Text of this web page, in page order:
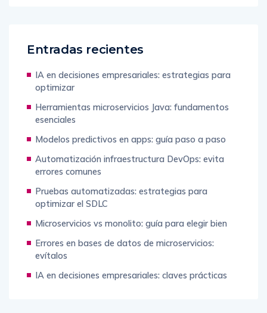
Entradas recientes
IA en decisiones empresariales: estrategias para
optimizar
Herramientas microservicios Java: fundamentos
esenciales
Modelos predictivos en apps: guía paso a paso
Automatización infraestructura DevOps: evita
errores comunes
Pruebas automatizadas: estrategias para
optimizar el SDLC
Microservicios vs monolito: guía para elegir bien
Errores en bases de datos de microservicios:
evítalos
IA en decisiones empresariales: claves prácticas